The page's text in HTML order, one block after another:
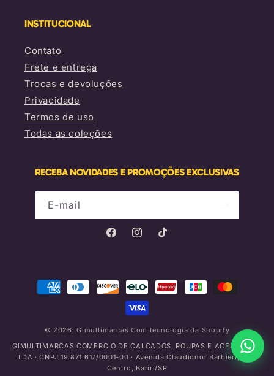
INSTITUCIONAL
Contato
Frete e entrega
Trocas e devoluções
Privacidade
Termos de uso
Todas as coleções
RECEBA NOVIDADES E PROMOÇÕES EXCLUSIVAS
E-mail
FacebookInstagramTikTok
Formas
© 2026,Gimultimarcas Com tecnologia da Shopify
GIMULTIMARCAS COMERCIO DE CALCADOS, ROUPAS E ACESSORIOS
LTDA · CNPJ 19.871.617/0001-00 · Avenida Claudionor Barbieri, 775 -
Centro, Bariri/SP